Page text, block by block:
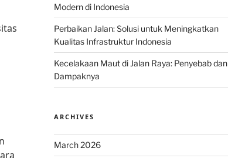
Modern di Indonesia
Perbaikan Jalan: Solusi untuk Meningkatkan
Kualitas Infrastruktur Indonesia
Kecelakaan Maut di Jalan Raya: Penyebab dan
Dampaknya
ARCHIVES
March 2026